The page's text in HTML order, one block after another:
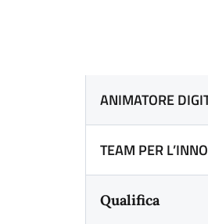
ANIMATORE
TEAM PER
Qualifica